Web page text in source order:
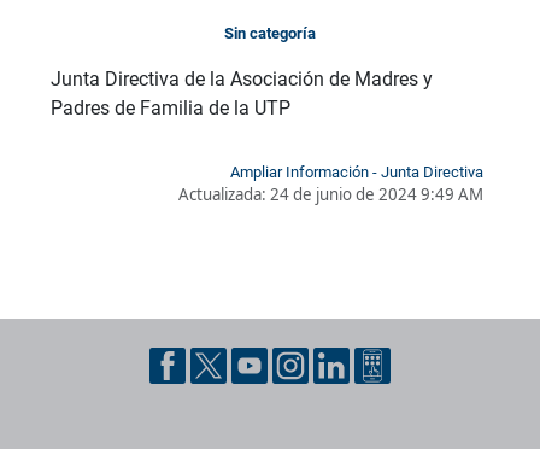
Sin categoría
Junta Directiva de la Asociación de Madres y
Padres de Familia de la UTP
Ampliar Información - Junta Directiva
Actualizada: 24 de junio de 2024 9:49 AM
Pie de página con información de contacto, redes sociales y